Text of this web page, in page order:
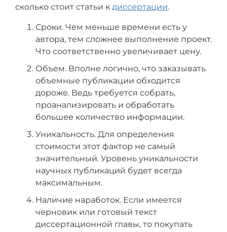
сколько стоит статьи к диссертации.
Сроки. Чем меньше времени есть у
автора, тем сложнее выполнение проект.
Что соответственно увеличивает цену.
Объем. Вполне логично, что заказывать
объемные публикации обходится
дороже. Ведь требуется собрать,
проанализировать и обработать
большее количество информации.
Уникальность. Для определения
стоимости этот фактор не самый
значительный. Уровень уникальности
научных публикаций будет всегда
максимальным.
Наличие наработок. Если имеется
черновик или готовый текст
диссертационной главы, то покупать